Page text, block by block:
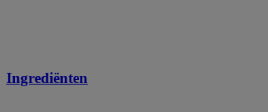
Ingrediënten